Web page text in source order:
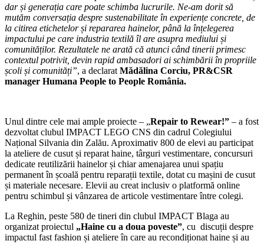
dar și generația care poate schimba lucrurile. Ne-am dorit să
mutăm conversația despre sustenabilitate în experiențe concrete, de
la citirea etichetelor și repararea hainelor, până la înțelegerea
impactului pe care industria textilă îl are asupra mediului și
comunităților. Rezultatele ne arată că atunci când tinerii primesc
contextul potrivit, devin rapid ambasadori ai schimbării în propriile
școli și comunități”, a declarat Mădălina Corciu, PR&CSR
manager Humana People to People România.
Unul dintre cele mai ample proiecte – „Repair to Rewear!” – a fost
dezvoltat clubul IMPACT LEGO CNS din cadrul Colegiului
Național Silvania din Zalău. Aproximativ 800 de elevi au participat
la ateliere de cusut și reparat haine, târguri vestimentare, concursuri
dedicate reutilizării hainelor și chiar amenajarea unui spațiu
permanent în școală pentru reparații textile, dotat cu mașini de cusut
și materiale necesare. Elevii au creat inclusiv o platformă online
pentru schimbul și vânzarea de articole vestimentare între colegi.
La Reghin, peste 580 de tineri din clubul IMPACT Blaga au
organizat proiectul „Haine cu a doua poveste”, cu discuții despre
impactul fast fashion și ateliere în care au recondiționat haine și au